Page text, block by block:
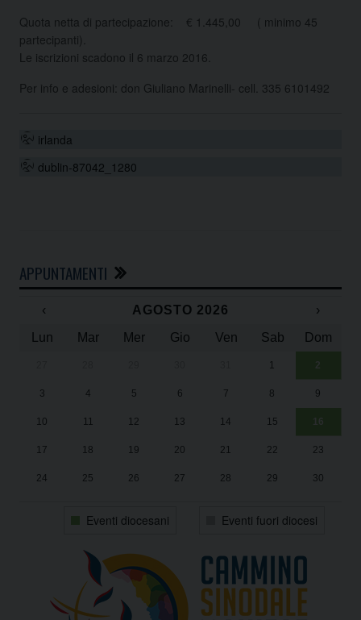
Quota netta di partecipazione: € 1.445,00 ( minimo 45
partecipanti).
Le iscrizioni scadono il 6 marzo 2016.
Per info e adesioni: don Giuliano Marinelli- cell. 335 6101492
irlanda
dublin-87042_1280
APPUNTAMENTI
‹ AGOSTO 2026
›
Lun
Mar Mer Gio Ven Sab Dom
1 2
3 4 5 6 7 8 9
10 11 12 13 14 15 16
17 18 19 20 21 22 23
24 25 26 27 28 29 30
Eventi diocesani Eventi fuori diocesi